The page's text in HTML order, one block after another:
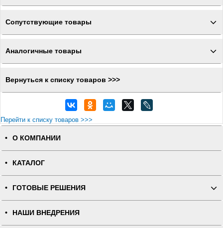
Сопутствующие товары
Аналогичные товары
Вернуться к списку товаров >>>
Перейти к списку товаров >>>
О КОМПАНИИ
КАТАЛОГ
ГОТОВЫЕ РЕШЕНИЯ
НАШИ ВНЕДРЕНИЯ